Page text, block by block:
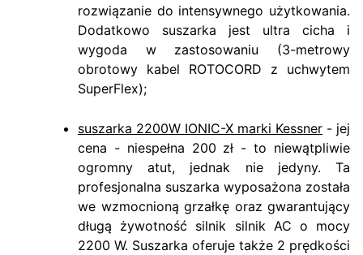
rozwiązanie do intensywnego użytkowania.
Dodatkowo suszarka jest ultra cicha i
wygoda w zastosowaniu (3-metrowy
obrotowy kabel ROTOCORD z uchwytem
SuperFlex);
suszarka 2200W IONIC-X marki Kessner - jej
cena - niespełna 200 zł - to niewątpliwie
ogromny atut, jednak nie jedyny. Ta
profesjonalna suszarka wyposażona została
we wzmocnioną grzałkę oraz gwarantujący
długą żywotność silnik silnik AC o mocy
2200 W. Suszarka oferuje także 2 prędkości